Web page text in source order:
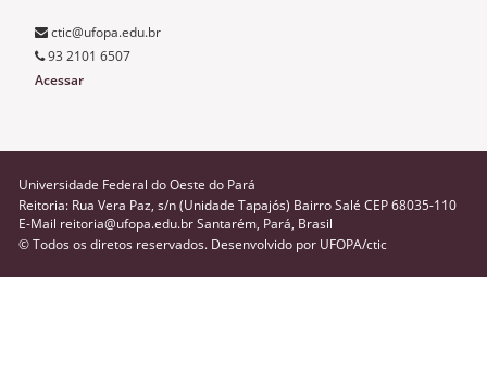
ctic@ufopa.edu.br
93 2101 6507
Acessar
Universidade Federal do Oeste do Pará
Reitoria: Rua Vera Paz, s/n (Unidade Tapajós) Bairro Salé CEP 68035-110
E-Mail reitoria@ufopa.edu.br Santarém, Pará, Brasil
© Todos os diretos reservados. Desenvolvido por UFOPA/ctic